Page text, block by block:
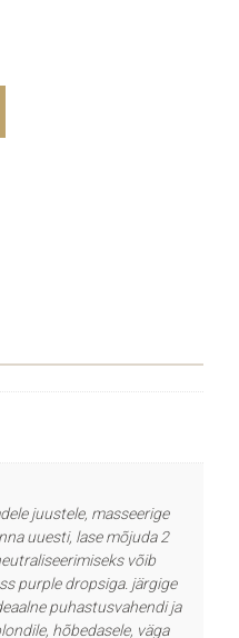
juustele, masseerige
uuesti, lase mõjuda 2
võib
purple dropsiga. järgige
puhastusvahendi ja
hõbedasele, väga